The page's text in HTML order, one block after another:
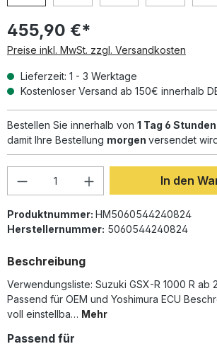
455,90 €*
Preise inkl. MwSt. zzgl. Versandkosten
Lieferzeit: 1 - 3 Werktage
Kostenloser Versand ab 150€ innerhalb
Bestellen Sie innerhalb von 1 Tag 6
damit Ihre Bestellung morgen versendet
Produkt Anzahl: Gib den
In den
Produktnummer: HM5060544240824
Herstellernummer: 5060544240824
Beschreibung
Verwendungsliste: Suzuki GSX-R 1000 R ab
Passend für OEM und Yoshimura ECU
voll einstellba… Mehr
Passend für